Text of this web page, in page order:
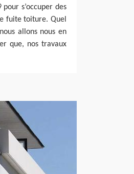
s’occuper des
fuite toiture. Quel
allons nous en
que, nos travaux